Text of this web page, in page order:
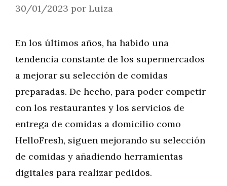
30/01/2023 por Luiza
En los últimos años, ha habido una
tendencia constante de los supermercados
a mejorar su selección de comidas
preparadas. De hecho, para poder competir
con los restaurantes y los servicios de
entrega de comidas a domicilio como
HelloFresh, siguen mejorando su selección
de comidas y añadiendo herramientas
digitales para realizar pedidos.